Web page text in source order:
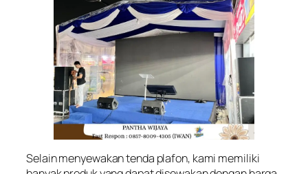
Selain menyewakan tenda plafon, kami memiliki